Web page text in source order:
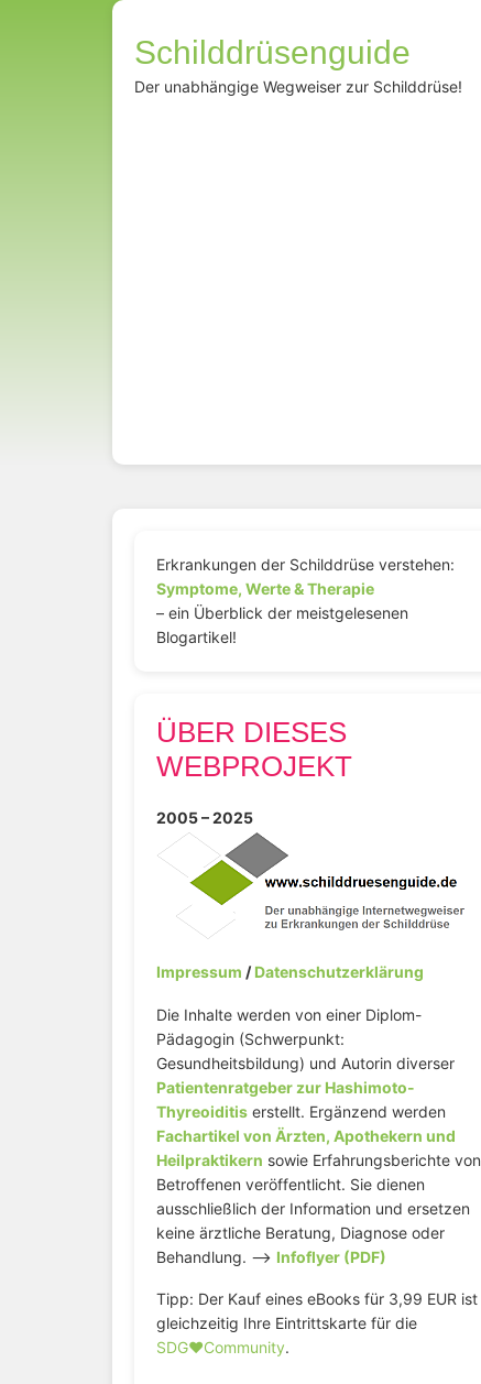
Schilddrüsenguide
Der unabhängige Wegweiser zur Schilddrüse!
Erkrankungen der Schilddrüse verstehen:
Symptome, Werte & Therapie
– ein Überblick der meistgelesenen
Blogartikel!
ÜBER DIESES
WEBPROJEKT
2005 – 2025
Impressum /Datenschutzerklärung
Die Inhalte werden von einer Diplom-
Pädagogin (Schwerpunkt:
Gesundheitsbildung) und Autorin diverser
Patientenratgeber zur Hashimoto-
Thyreoiditis erstellt. Ergänzend werden
Fachartikel von Ärzten, Apothekern und
Heilpraktikern sowie Erfahrungsberichte von
Betroffenen veröffentlicht. Sie dienen
ausschließlich der Information und ersetzen
keine ärztliche Beratung, Diagnose oder
Behandlung. –> Infoflyer (PDF)
Tipp: Der Kauf eines eBooks für 3,99 EUR ist
gleichzeitig Ihre Eintrittskarte für die
SDG♥️Community.